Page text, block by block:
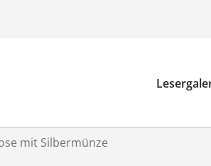
mit Silbermünze